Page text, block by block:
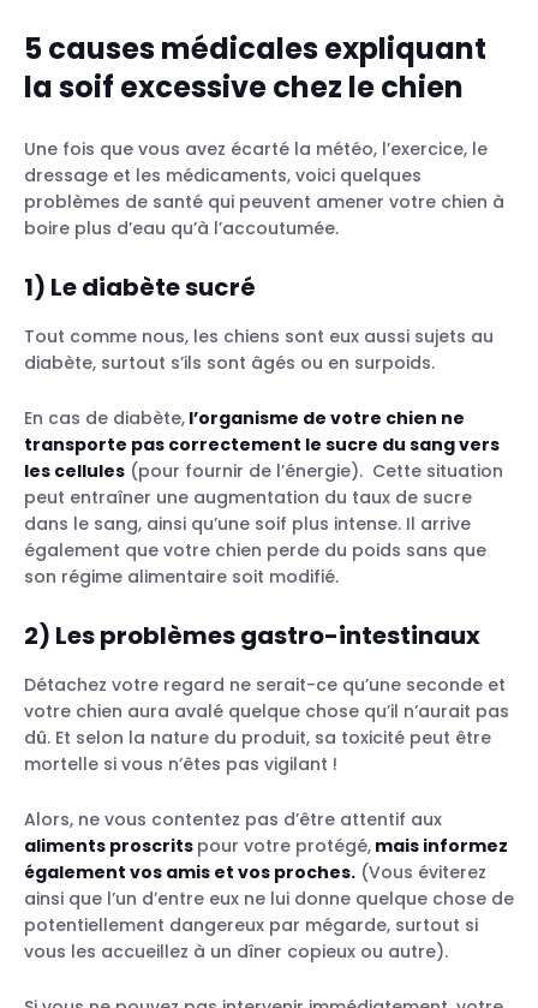
5 causes médicales expliquant
la soif excessive chez le chien
Une fois que vous avez écarté la météo, l’exercice, le
dressage et les médicaments, voici quelques
problèmes de santé qui peuvent amener votre chien à
boire plus d’eau qu’à l’accoutumée.
1) Le diabète sucré
Tout comme nous, les chiens sont eux aussi sujets au
diabète, surtout s’ils sont âgés ou en surpoids.
En cas de diabète, l’organisme de votre chien ne
transporte pas correctement le sucre du sang vers
les cellules (pour fournir de l’énergie). Cette situation
peut entraîner une augmentation du taux de sucre
dans le sang, ainsi qu’une soif plus intense. Il arrive
également que votre chien perde du poids sans que
son régime alimentaire soit modifié.
2) Les problèmes gastro-intestinaux
Détachez votre regard ne serait-ce qu’une seconde et
votre chien aura avalé quelque chose qu’il n’aurait pas
dû. Et selon la nature du produit, sa toxicité peut être
mortelle si vous n’êtes pas vigilant !
Alors, ne vous contentez pas d’être attentif aux
aliments proscrits pour votre protégé, mais informez
également vos amis et vos proches. (Vous éviterez
ainsi que l’un d’entre eux ne lui donne quelque chose de
potentiellement dangereux par mégarde, surtout si
vous les accueillez à un dîner copieux ou autre).